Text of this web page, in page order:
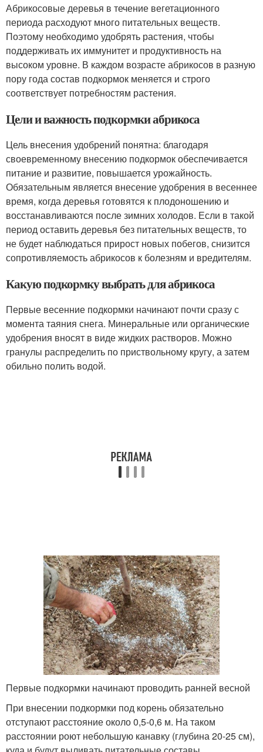
Абрикосовые деревья в течение вегетационного
периода расходуют много питательных веществ.
Поэтому необходимо удобрять растения, чтобы
поддерживать их иммунитет и продуктивность на
высоком уровне. В каждом возрасте абрикосов в разную
пору года состав подкормок меняется и строго
соответствует потребностям растения.
Цели и важность подкормки абрикоса
Цель внесения удобрений понятна: благодаря
своевременному внесению подкормок обеспечивается
питание и развитие, повышается урожайность.
Обязательным является внесение удобрения в весеннее
время, когда деревья готовятся к плодоношению и
восстанавливаются после зимних холодов. Если в такой
период оставить деревья без питательных веществ, то
не будет наблюдаться прирост новых побегов, снизится
сопротивляемость абрикосов к болезням и вредителям.
Какую подкормку выбрать для абрикоса
Первые весенние подкормки начинают почти сразу с
момента таяния снега. Минеральные или органические
удобрения вносят в виде жидких растворов. Можно
гранулы распределить по приствольному кругу, а затем
обильно полить водой.
Первые подкормки начинают проводить ранней весной
При внесении подкормки под корень обязательно
отступают расстояние около 0,5-0,6 м. На таком
расстоянии роют небольшую канавку (глубина 20-25 см),